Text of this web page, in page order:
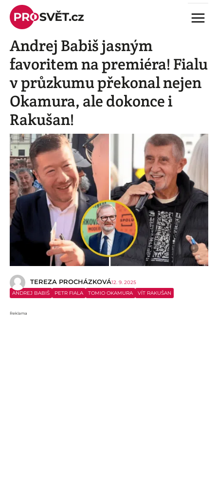
Skip
content
Menu
Andrej Babiš jasným
favoritem na premiéra! Fialu
v průzkumu překonal nejen
Okamura, ale dokonce i
Rakušan!
i
TEREZA PROCHÁZKOVÁ12. 9. 2025
ANDREJ BABIŠ
PETR FIALA TOMIO OKAMURA VÍT RAKUŠAN
Reklama